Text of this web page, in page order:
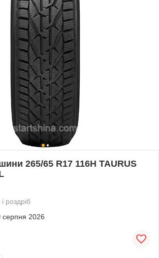
265/65 R17 116H TAURUS
роздріб
серпня 2026